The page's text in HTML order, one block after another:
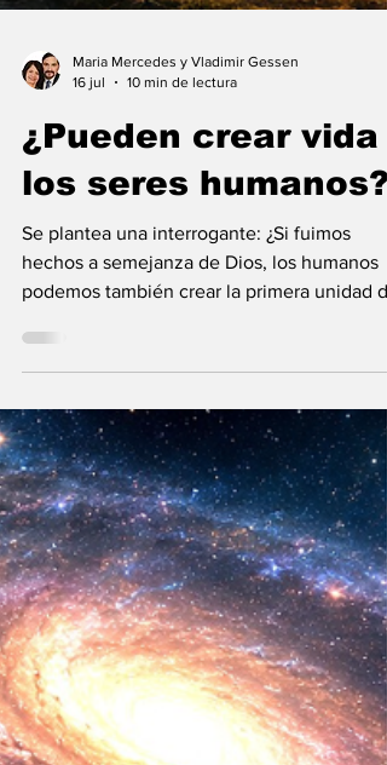
16 jul
10 min de lectura
¿Pueden crear vida
los seres humanos?
Se plantea una interrogante: ¿Si fuimos
la existencia?... “SpudCell”, una célula
sintética desarrollada en laboratorio abre
nueva era científica que desafía nuestras
ideas sobre la creación... ¿Podemos crear
biológica? Durante siglos creímos que la
mayor aspiración de la inteligencia humana
consistía en comprender la vida. Hoy
comienza a aparecer una posibilidad todavía
más desconcer